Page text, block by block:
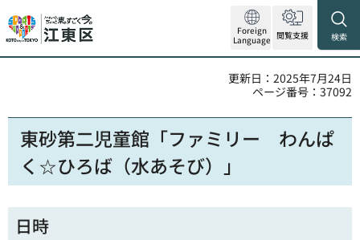
Foreign
Language 閲覧支援 検索
更新日：2025年7月24日
ページ番号：37092
東砂第二児童館「ファミリー わんぱ
く☆ひろば（水あそび）」
日時